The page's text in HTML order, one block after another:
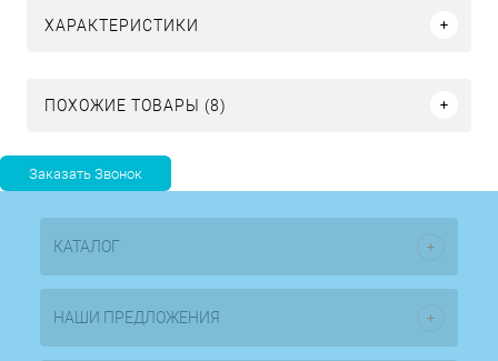
ХАРАКТЕРИСТИКИ
ПОХОЖИЕ ТОВАРЫ (8)
КАТАЛОГ
НАШИ ПРЕДЛОЖЕНИЯ